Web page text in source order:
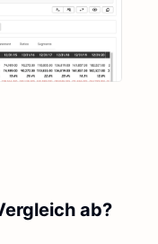
ab?